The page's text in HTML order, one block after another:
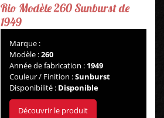
GUITARES
BASSES
Rio Modèle 260 Sunburst de
1949
Marque :
Modèle :260
Année de fabrication : 1949
Couleur / Finition :Sunburst
Disponibilité : Disponible
Découvrir le produit